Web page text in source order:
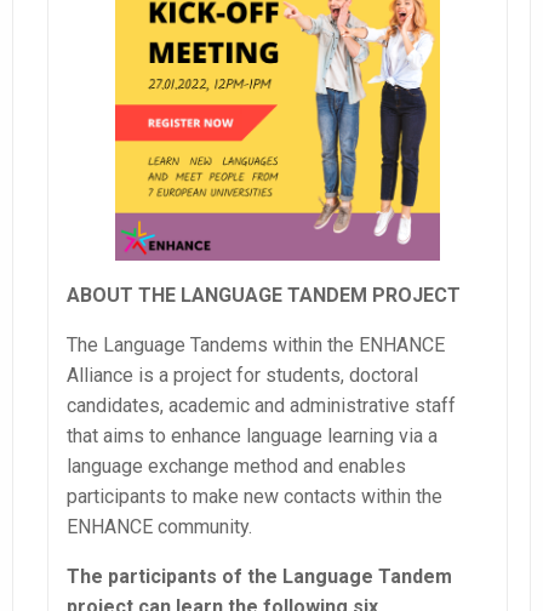
ABOUT THE LANGUAGE TANDEM PROJECT
The Language Tandems within the ENHANCE
Alliance is a project for students, doctoral
candidates, academic and administrative staff
that aims to enhance language learning via a
language exchange method and enables
participants to make new contacts within the
ENHANCE community.
The participants of the Language Tandem